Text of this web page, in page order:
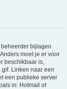
bijlagen
moet je er voor
beschikbaar is,
Linken naar een
een publieke server
in: Hotmail of